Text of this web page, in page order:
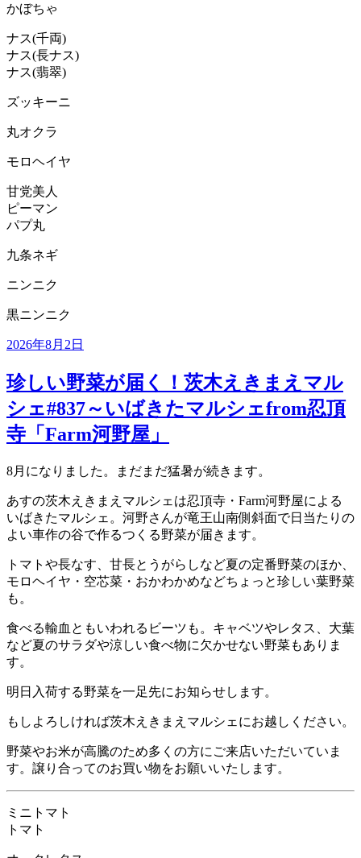
かぼちゃ
ナス(千両)
ナス(長ナス)
ナス(翡翠)
ズッキーニ
丸オクラ
モロヘイヤ
甘党美人
ピーマン
パプ丸
九条ネギ
ニンニク
黒ニンニク
投
日:
2026年8月2日
珍しい野菜が届く！茨木えきまえマル
シェ#837～いばきたマルシェfrom忍頂
寺「Farm河野屋」
8月になりました。まだまだ猛暑が続きます。
あすの茨木えきまえマルシェは忍頂寺・Farm河野屋による
いばきたマルシェ。河野さんが竜王山南側斜面で日当たりの
よい車作の谷で作るつくる野菜が届きます。
トマトや長なす、甘長とうがらしなど夏の定番野菜のほか、
モロヘイヤ・空芯菜・おかわかめなどちょっと珍しい葉野菜
も。
食べる輸血ともいわれるビーツも。キャベツやレタス、大葉
など夏のサラダや涼しい食べ物に欠かせない野菜もありま
す。
明日入荷する野菜を一足先にお知らせします。
もしよろしければ茨木えきまえマルシェにお越しください。
野菜やお米が高騰のため多くの方にご来店いただいていま
す。譲り合ってのお買い物をお願いいたします。
ミニトマト
トマト